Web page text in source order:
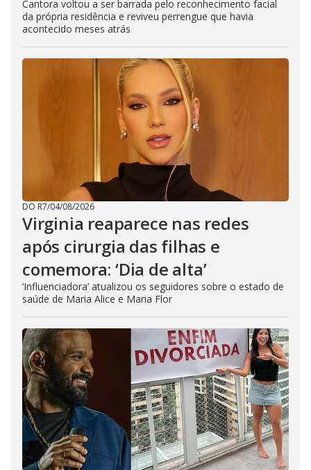
Cantora voltou a ser barrada pelo reconhecimento facial
da própria residência e reviveu perrengue que havia
acontecido meses atrás
DO R7/04/08/2026
Virginia reaparece nas redes
após cirurgia das filhas e
comemora: ‘Dia de alta’
‘Influenciadora’ atualizou os seguidores sobre o estado de
saúde de Maria Alice e Maria Flor